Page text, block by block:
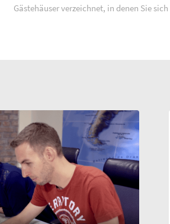
Gästehäuser verzeichnet, in denen Sie